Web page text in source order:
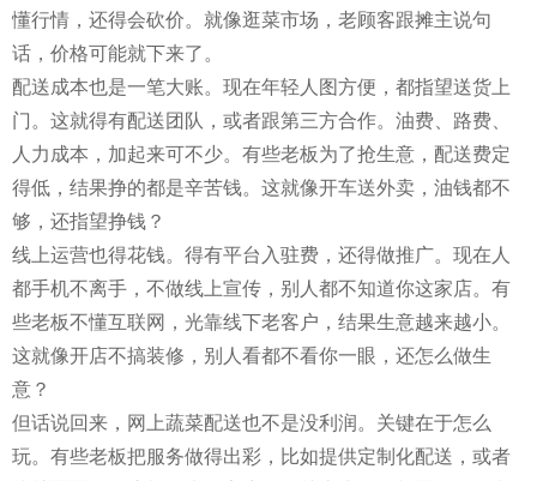
懂行情，还得会砍价。就像逛菜市场，老顾客跟摊主说句
话，价格可能就下来了。
配送成本也是一笔大账。现在年轻人图方便，都指望送货上
门。这就得有配送团队，或者跟第三方合作。油费、路费、
人力成本，加起来可不少。有些老板为了抢生意，配送费定
得低，结果挣的都是辛苦钱。这就像开车送外卖，油钱都不
够，还指望挣钱？
线上运营也得花钱。得有平台入驻费，还得做推广。现在人
都手机不离手，不做线上宣传，别人都不知道你这家店。有
些老板不懂互联网，光靠线下老客户，结果生意越来越小。
这就像开店不搞装修，别人看都不看你一眼，还怎么做生
意？
但话说回来，网上蔬菜配送也不是没利润。关键在于怎么
玩。有些老板把服务做得出彩，比如提供定制化配送，或者